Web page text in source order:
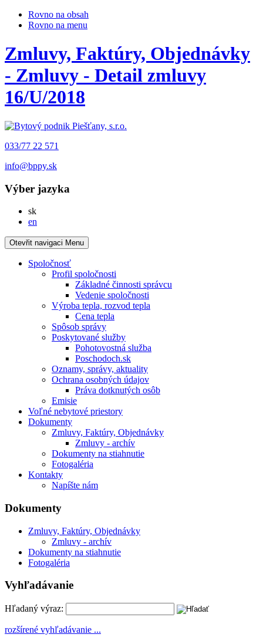
Rovno na obsah
Rovno na menu
Zmluvy, Faktúry, Objednávky
- Zmluvy - Detail zmluvy
16/U/2018
033/77 22 571
info@bppy.sk
Výber jazyka
skSlovensky
en
Otevřit navigaci Menu
Spoločnosť
Profil spoločnosti
Základné činnosti správcu
Vedenie spoločnosti
Výroba tepla, rozvod tepla
Cena tepla
Spôsob správy
Poskytované služby
Pohotovostná služba
Poschodoch.sk
Oznamy, správy, aktuality
Ochrana osobných údajov
Práva dotknutých osôb
Emisie
Voľné nebytové priestory
Dokumenty
Zmluvy, Faktúry, Objednávky
Zmluvy - archív
Dokumenty na stiahnutie
Fotogaléria
Kontakty
Napíšte nám
Dokumenty
Zmluvy, Faktúry, Objednávky
Zmluvy - archív
Dokumenty na stiahnutie
Fotogaléria
Vyhľadávanie
Hľadaný výraz:
rozšírené vyhľadávanie ...